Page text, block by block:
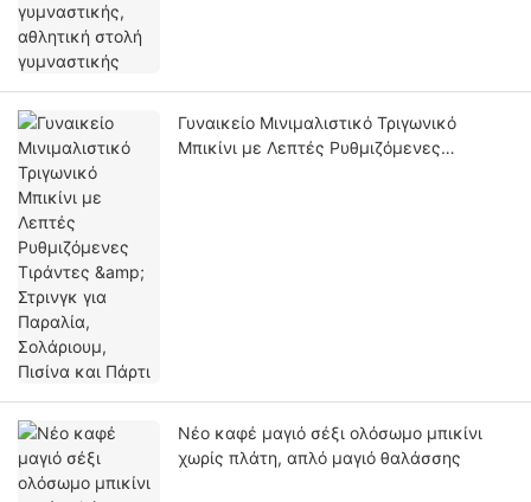
Γυναικείο Μινιμαλιστικό Τριγωνικό
Μπικίνι με Λεπτές Ρυθμιζόμενες
Νέο καφέ μαγιό σέξι ολόσωμο μπικίνι
χωρίς πλάτη, απλό μαγιό θαλάσσης